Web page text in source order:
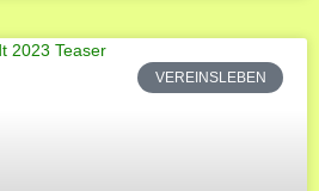
VEREINSLEBEN